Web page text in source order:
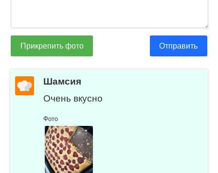
Прикрепить фото Отправить
Шамсия
Очень вкусно
Фото